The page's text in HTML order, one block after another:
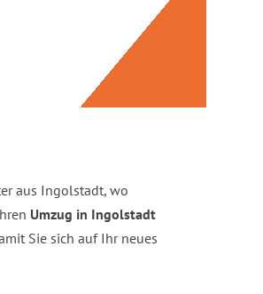
aus Ingolstadt, wo
Umzug in Ingolstadt
Sie sich auf Ihr neues